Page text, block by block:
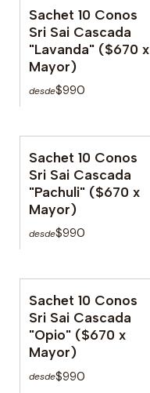
Sachet 10 Conos
Sri Sai Cascada
"Lavanda" ($670 x
Mayor)
desde$990
Sachet 10 Conos
Sri Sai Cascada
"Pachuli" ($670 x
Mayor)
desde$990
Sachet 10 Conos
Sri Sai Cascada
"Opio" ($670 x
Mayor)
desde$990